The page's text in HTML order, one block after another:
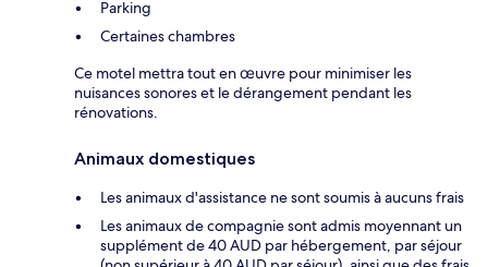
Parking
Certaines chambres
Ce motel mettra tout en œuvre pour minimiser les
nuisances sonores et le dérangement pendant les
rénovations.
Animaux domestiques
Les animaux d'assistance ne sont soumis à aucuns frais
Les animaux de compagnie sont admis moyennant un
supplément de 40 AUD par hébergement, par séjour